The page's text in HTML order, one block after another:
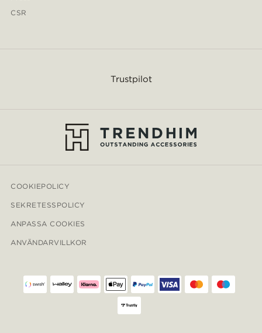
CSR
Trustpilot
COOKIEPOLICY
SEKRETESSPOLICY
ANPASSA COOKIES
ANVÄNDARVILLKOR